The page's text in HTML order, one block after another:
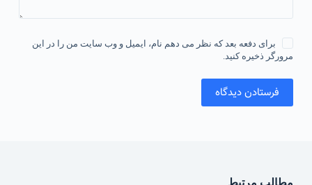
برای دفعه بعد که نظر می دهم نام، ایمیل و وب سایت من را در این
مرورگر ذخیره کنید.
فرستادن دیدگاه
مطالب مرتبط